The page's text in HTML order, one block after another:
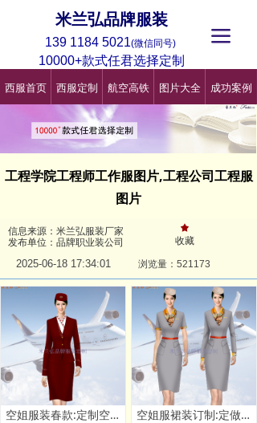
米兰弘品牌服装
西服首页 西服定制 航空高铁 图片大全 成功案例
끀
139 1184 5021(微信同号)
10000+款式任君选择定制
工程学院工程师工作服图片,工程公司工程服
图片
2025-06-18 17:34:01 浏览量：521173
끄
收藏
信息来源：米兰弘服装厂家
发布单位：品牌职业装公司
空姐服装春款:定制空姐春秋季套装款式 - 米兰弘服装厂家 空姐服裙装订制:定做空姐服连衣裙套装价格 - 米兰弘厂家